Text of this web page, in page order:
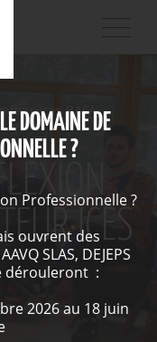
BAFA
DOMAINE DE
?
Professionnelle ?
ouvrent des
SLAS, DEJEPS
dérouleront :
2026 au 18 juin